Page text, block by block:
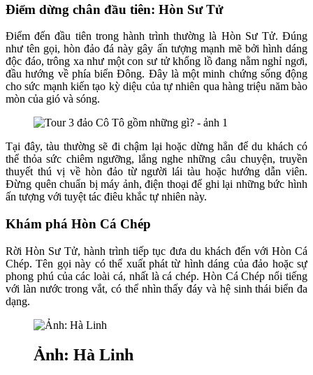
Điểm dừng chân đầu tiên: Hòn Sư Tử
Điểm đến đầu tiên trong hành trình thường là Hòn Sư Tử. Đúng
như tên gọi, hòn đảo đá này gây ấn tượng mạnh mẽ bởi hình dáng
độc đáo, trông xa như một con sư tử khổng lồ đang nằm nghỉ ngơi,
đầu hướng về phía biển Đông. Đây là một minh chứng sống động
cho sức mạnh kiến tạo kỳ diệu của tự nhiên qua hàng triệu năm bào
mòn của gió và sóng.
Tại đây, tàu thường sẽ đi chậm lại hoặc dừng hẳn để du khách có
thể thỏa sức chiêm ngưỡng, lắng nghe những câu chuyện, truyền
thuyết thú vị về hòn đảo từ người lái tàu hoặc hướng dẫn viên.
Đừng quên chuẩn bị máy ảnh, điện thoại để ghi lại những bức hình
ấn tượng với tuyệt tác điêu khắc tự nhiên này.
Khám phá Hòn Cá Chép
Rời Hòn Sư Tử, hành trình tiếp tục đưa du khách đến với Hòn Cá
Chép. Tên gọi này có thể xuất phát từ hình dáng của đảo hoặc sự
phong phú của các loài cá, nhất là cá chép. Hòn Cá Chép nổi tiếng
với làn nước trong vắt, có thể nhìn thấy đáy và hệ sinh thái biển đa
dạng.
Ảnh: Hà Linh